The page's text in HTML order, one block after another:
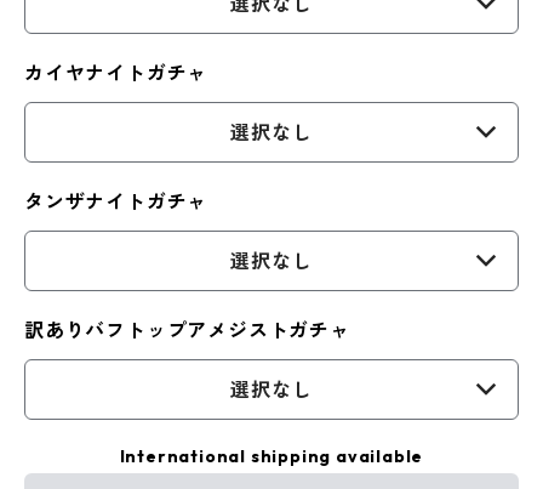
カイヤナイトガチャ
選択なし
タンザナイトガチャ
選択なし
訳ありバフトップアメジストガチャ
選択なし
International shipping available